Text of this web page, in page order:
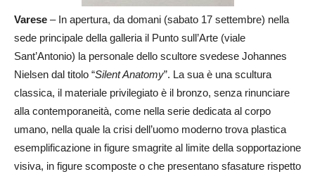
Varese – In apertura, da domani (sabato 17 settembre) nella
sede principale della galleria il Punto sull’Arte (viale
Sant’Antonio) la personale dello scultore svedese Johannes
Nielsen dal titolo “Silent Anatomy”. La sua è una scultura
classica, il materiale privilegiato è il bronzo, senza rinunciare
alla contemporaneità, come nella serie dedicata al corpo
umano, nella quale la crisi dell’uomo moderno trova plastica
esemplificazione in figure smagrite al limite della sopportazione
visiva, in figure scomposte o che presentano sfasature rispetto